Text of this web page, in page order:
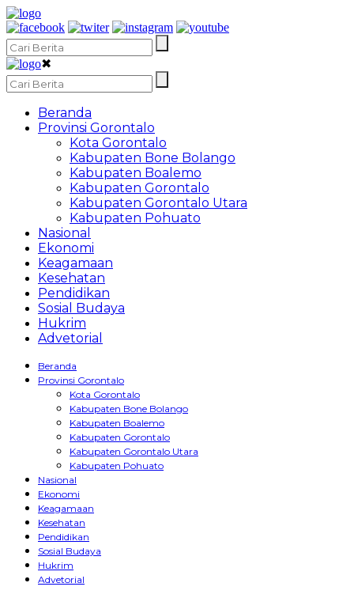
✖
Beranda
Provinsi Gorontalo
Kota Gorontalo
Kabupaten Bone Bolango
Kabupaten Boalemo
Kabupaten Gorontalo
Kabupaten Gorontalo Utara
Kabupaten Pohuato
Nasional
Ekonomi
Keagamaan
Kesehatan
Pendidikan
Sosial Budaya
Hukrim
Advetorial
Beranda
Provinsi Gorontalo
Kota Gorontalo
Kabupaten Bone Bolango
Kabupaten Boalemo
Kabupaten Gorontalo
Kabupaten Gorontalo Utara
Kabupaten Pohuato
Nasional
Ekonomi
Keagamaan
Kesehatan
Pendidikan
Sosial Budaya
Hukrim
Advetorial